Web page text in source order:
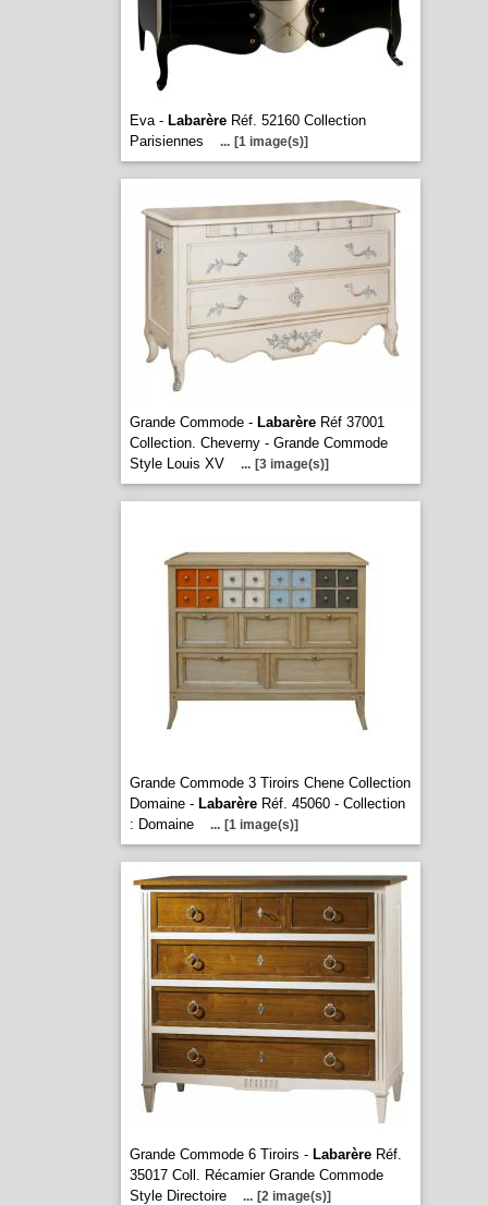
Eva - LabarèreRéf. 52160 Collection
Parisiennes
... [1 image(s)]
Grande Commode - LabarèreRéf 37001
Collection. Cheverny - Grande Commode
Style Louis XV
... [3 image(s)]
Grande Commode 3 Tiroirs Chene Collection
Domaine - LabarèreRéf. 45060 - Collection
: Domaine
... [1 image(s)]
Grande Commode 6 Tiroirs - LabarèreRéf.
35017 Coll. Récamier Grande Commode
Style Directoire
... [2 image(s)]